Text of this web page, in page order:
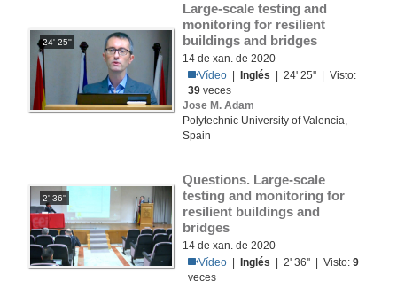
24' 25''
Large-scale testing and
monitoring for resilient
buildings and bridges
14 de xan. de 2020
Vídeo
Inglés | 24' 25'' | Visto:
39 veces
Jose M. Adam
Polytechnic University of Valencia,
Spain
2' 36''
Questions. Large-scale
testing and monitoring for
resilient buildings and
bridges
14 de xan. de 2020
Vídeo
Inglés | 2' 36'' | Visto:9
veces